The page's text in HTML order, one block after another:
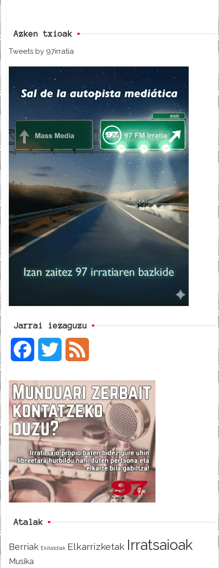
Azken txioak
Tweets by 97irratia
Jarrai iezaguzu
c
e
b
o
o
i
t
t
e
e
d
Atalak
Berriak Ekitaldiak Elkarrizketak Irratsaioak
Musika